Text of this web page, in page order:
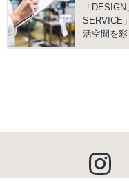
「
SERVICE
活空間を彩